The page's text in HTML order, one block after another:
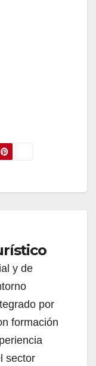
y de
por
formación
sector